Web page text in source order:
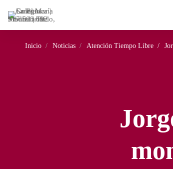
Inicio Noticias Atención Tiempo Libre